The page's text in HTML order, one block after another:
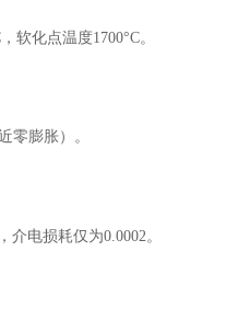
软化点温度1700°C。
零膨胀）。
介电损耗仅为0.0002。